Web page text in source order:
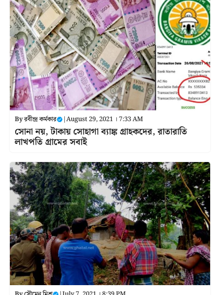
Byরবীন্দ্র কর্মকার |August 29, 2021 । 7:33 AM
সোনা নয়, টাকায় সোহাগা ব্যাঙ্ক গ্রাহকদের, রাতারাতি
লাখপতি গ্রামের সবাই